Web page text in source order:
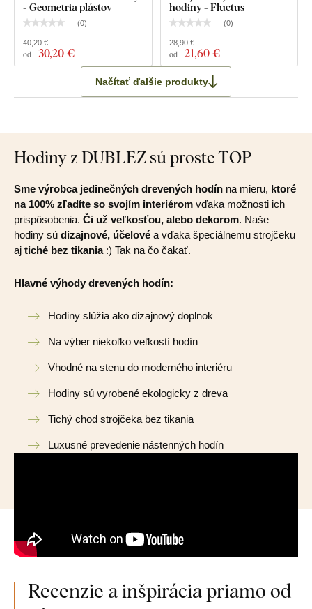
- Geometria plástov
(0)
od 30,20 €
40,20 €
hodiny - Fluctus
(0)
od 21,60 €
28,90 €
Načítať ďalšie produkty
Hodiny z DUBLEZ sú proste TOP
Sme výrobca jedinečných drevených hodín na mieru, ktoré
na 100% zľadíte so svojím interiérom vďaka možnosti ich
prispôsobenia. Či už veľkosťou, alebo dekorom. Naše
hodiny sú dizajnové, účelové a vďaka špeciálnemu strojčeku
aj tiché bez tikania:) Tak na čo čakať.
Hlavné výhody drevených hodín:
Hodiny slúžia ako dizajnový doplnok
Na výber niekoľko veľkostí hodín
Vhodné na stenu do moderného interiéru
Hodiny sú vyrobené ekologicky z dreva
Tichý chod strojčeka bez tikania
Luxusné prevedenie nástenných hodín
Recenzie a inšpirácia priamo od